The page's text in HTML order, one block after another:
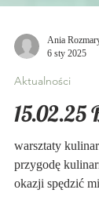
Ania
6 sty 2025
Aktualności
15.02.25